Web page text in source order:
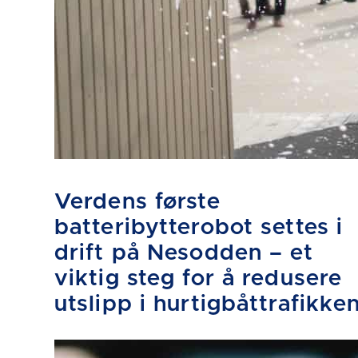
Verdens første
batteribytterobot settes i
drift på Nesodden – et
viktig steg for å redusere
utslipp i